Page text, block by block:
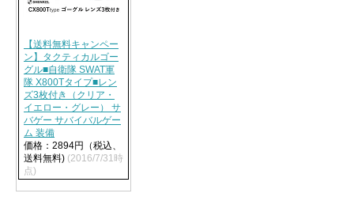
【送料無料キャンペー
ン】タクティカルゴー
グル■自衛隊 SWAT軍
隊 X800Tタイプ■レン
ズ3枚付き（クリア・
イエロー・グレー） サ
バゲー サバイバルゲー
ム 装備
価格：2894円（税込、
送料無料) (2016/7/31時
点)